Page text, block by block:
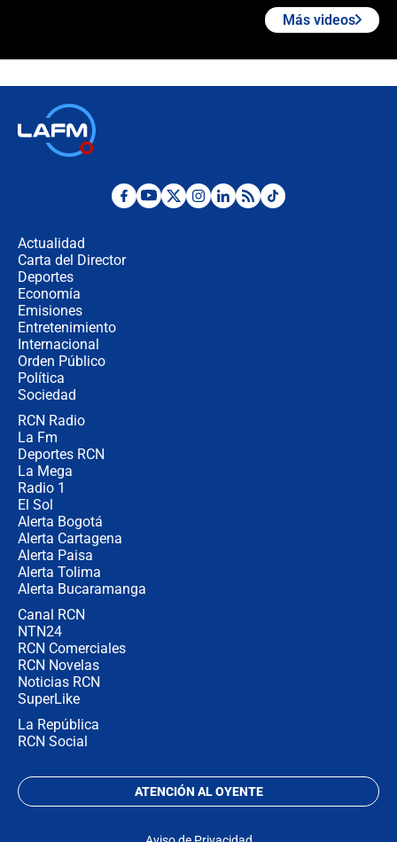
futuro les espera a las cabalgatas en
"No hubo fraude ni posibilidad de
Más videos
Actualidad
Carta del Director
Deportes
Economía
Emisiones
Entretenimiento
Internacional
Orden Público
Política
Sociedad
RCN Radio
La Fm
Deportes RCN
La Mega
Radio 1
El Sol
Alerta Bogotá
Alerta Cartagena
Alerta Paisa
Alerta Tolima
Alerta Bucaramanga
Canal RCN
NTN24
RCN Comerciales
RCN Novelas
Noticias RCN
SuperLike
La República
RCN Social
ATENCIÓN AL OYENTE